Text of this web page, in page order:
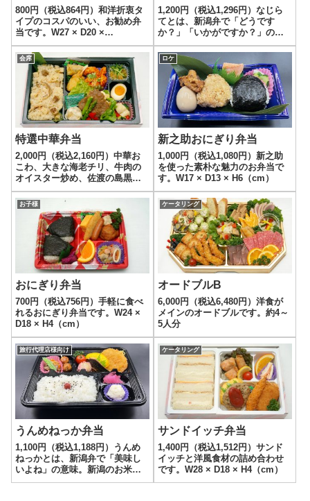
800円（税込864円）和洋折衷タ
イプのコスパのいい、お勧め弁
当です。W27 × D20 ×
H4（cm）
1,200円（税込1,296円）なじら
てとは、新潟弁で「どうです
か？」「いかがですか？」の意
味。新潟の定番料理が色々入っ
た、おつまみとしても優秀なお
弁当です。
会席
特選中華弁当
2,000円（税込2,160円）中華お
こわ、大きな海老チリ、牛肉の
オイスター炒め、佐渡の島黒豚
焼売と大満足な中華お弁当で
す。W28 × D18 × H4（cm）
ロケ
新之助おにぎり弁当
1,000円（税込1,080円）新之助
を使った素朴な魅力のお弁当で
す。W17 × D13 × H6（cm）
お子様
おにぎり弁当
700円（税込756円）手軽に食べ
れるおにぎり弁当です。W24 ×
D18 × H4（cm）
ケータリング
オードブルB
6,000円（税込6,480円）洋食が
メインのオードブルです。約4～
5人分
旅行代理店様向け
うんめねっか弁当
1,100円（税込1,188円）うんめ
ねっかとは、新潟弁で「美味し
いよね」の意味。新潟のお米を
美味しく召し上がれる食材を詰
ケータリング
サンドイッチ弁当
1,400円（税込1,512円）サンド
イッチと洋風食材の詰め合わせ
です。W28 × D18 × H4（cm）